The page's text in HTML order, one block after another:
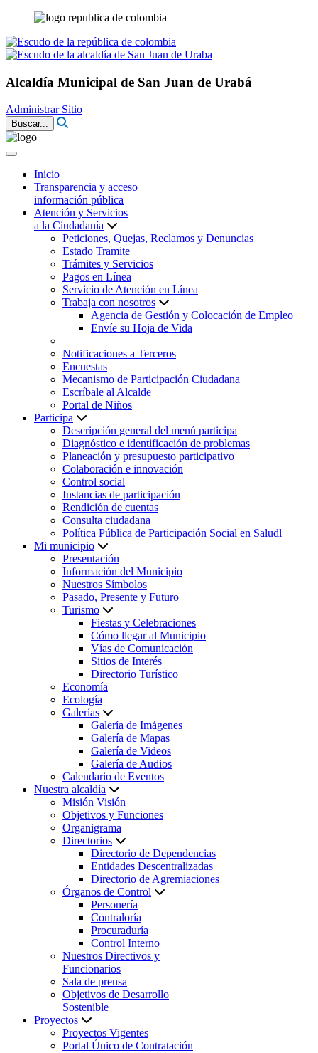
Alcaldía Municipal de San Juan de Urabá
Administrar Sitio
Buscar...
Inicio
Transparencia y acceso
información pública
Atención y Servicios
a la Ciudadanía
Peticiones, Quejas, Reclamos y Denuncias
Estado Tramite
Trámites y Servicios
Pagos en Línea
Servicio de Atención en Línea
Trabaja con nosotros
Agencia de Gestión y Colocación de Empleo
Envíe su Hoja de Vida
Notificaciones a Terceros
Encuestas
Mecanismo de Participación Ciudadana
Escríbale al Alcalde
Portal de Niños
Participa
Descripción general del menú participa
Diagnóstico e identificación de problemas
Planeación y presupuesto participativo
Colaboración e innovación
Control social
Instancias de participación
Rendición de cuentas
Consulta ciudadana
Política Pública de Participación Social en Saludl
Mi municipio
Presentación
Información del Municipio
Nuestros Símbolos
Pasado, Presente y Futuro
Turismo
Fiestas y Celebraciones
Cómo llegar al Municipio
Vías de Comunicación
Sitios de Interés
Directorio Turístico
Economía
Ecología
Galerías
Galería de Imágenes
Galería de Mapas
Galería de Videos
Galería de Audios
Calendario de Eventos
Nuestra alcaldía
Misión Visión
Objetivos y Funciones
Organigrama
Directorios
Directorio de Dependencias
Entidades Descentralizadas
Directorio de Agremiaciones
Órganos de Control
Personería
Contraloría
Procuraduría
Control Interno
Nuestros Directivos y
Funcionarios
Sala de prensa
Objetivos de Desarrollo
Sostenible
Proyectos
Proyectos Vigentes
Portal Único de Contratación